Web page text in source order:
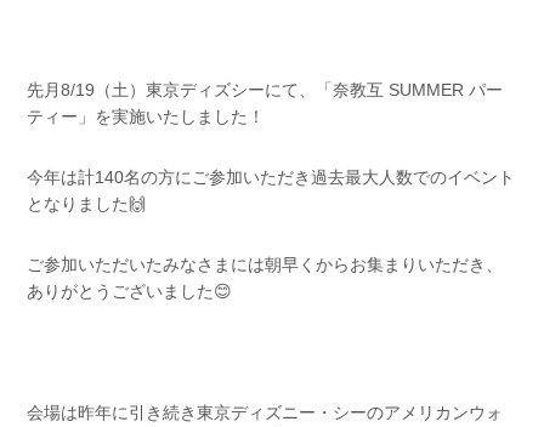
先月8/19（土）東京ディズシーにて、「奈教互 SUMMER パー
ティー」を実施いたしました！
今年は計140名の方にご参加いただき過去最大人数でのイベント
となりました🙌
ご参加いただいたみなさまには朝早くからお集まりいただき、
ありがとうございました😊
会場は昨年に引き続き東京ディズニー・シーのアメリカンウォ